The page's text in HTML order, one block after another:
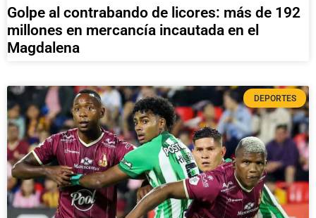
Golpe al contrabando de licores: más de 192
millones en mercancía incautada en el
Magdalena
DEPORTES